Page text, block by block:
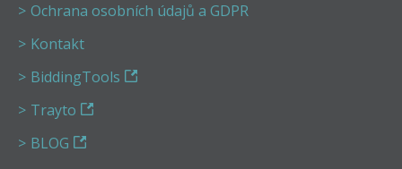
Ochrana osobních údajů a GDPR
Kontakt
BiddingTools
Trayto
BLOG